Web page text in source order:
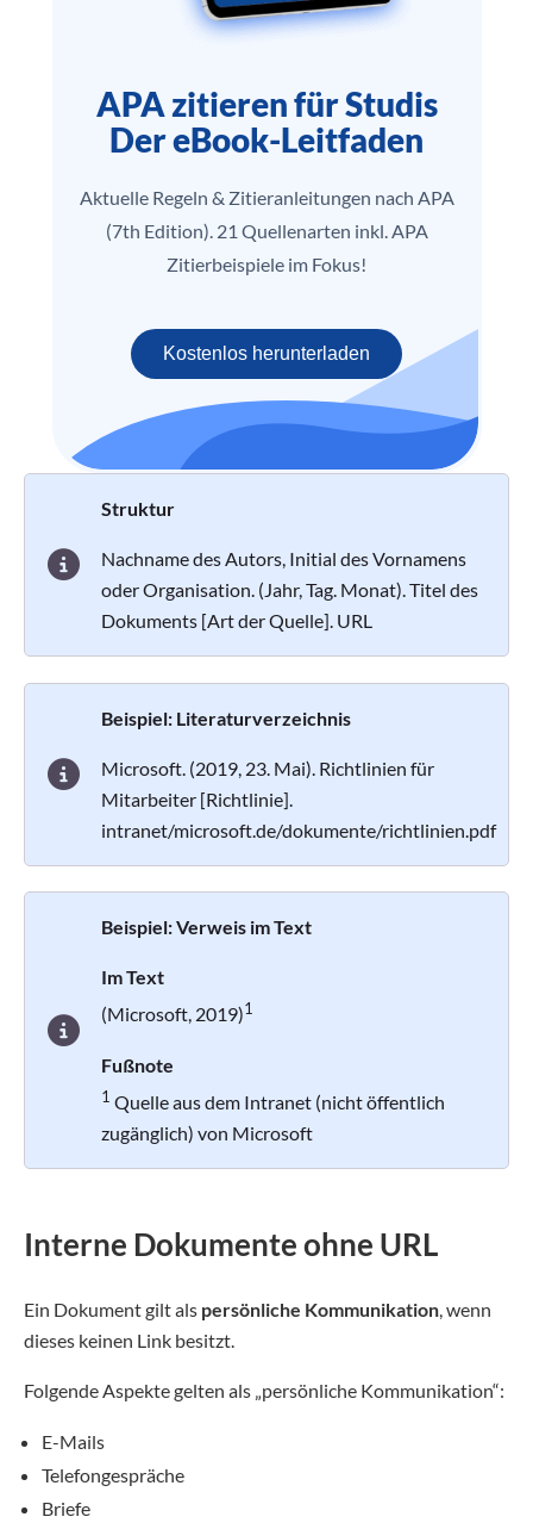
APA zitieren für Studis
Der eBook-Leitfaden
Aktuelle Regeln & Zitieranleitungen nach APA
(7th Edition). 21 Quellenarten inkl. APA
Zitierbeispiele im Fokus!
Kostenlos herunterladen
Struktur
Nachname des Autors, Initial des Vornamens
oder Organisation. (Jahr, Tag. Monat). Titel des
Dokuments [Art der Quelle]. URL
Beispiel: Literaturverzeichnis
Microsoft. (2019, 23. Mai). Richtlinien für
Mitarbeiter [Richtlinie].
intranet/microsoft.de/dokumente/richtlinien.pdf
Beispiel: Verweis im Text
Im Text
(Microsoft, 2019)1
Fußnote
1 Quelle aus dem Intranet (nicht öffentlich
zugänglich) von Microsoft
Interne Dokumente ohne URL
Ein Dokument gilt als persönliche Kommunikation , wenn
dieses keinen Link besitzt.
Folgende Aspekte gelten als „persönliche Kommunikation“:
E-Mails
Telefongespräche
Briefe